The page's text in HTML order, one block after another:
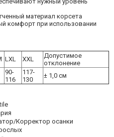
материал корсета
комфорт при использовании
LXL XXL
Допустимое
отклонение
90-
116
117-
130
± 1,0 см
Корректор осанки